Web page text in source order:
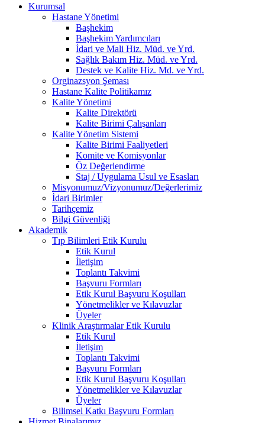
Kurumsal
Hastane Yönetimi
Başhekim
Başhekim Yardımcıları
İdari ve Mali Hiz. Müd. ve Yrd.
Sağlık Bakım Hiz. Müd. ve Yrd.
Destek ve Kalite Hiz. Md. ve Yrd.
Orginazsyon Şeması
Hastane Kalite Politikamız
Kalite Yönetimi
Kalite Direktörü
Kalite Birimi Çalışanları
Kalite Yönetim Sistemi
Kalite Birimi Faaliyetleri
Komite ve Komisyonlar
Öz Değerlendirme
Staj / Uygulama Usul ve Esasları
Misyonumuz/Vizyonumuz/Değerlerimiz
İdari Birimler
Tarihçemiz
Bilgi Güvenliği
Akademik
Tıp Bilimleri Etik Kurulu
Etik Kurul
İletişim
Toplantı Takvimi
Başvuru Formları
Etik Kurul Başvuru Koşulları
Yönetmelikler ve Kılavuzlar
Üyeler
Klinik Araştırmalar Etik Kurulu
Etik Kurul
İletişim
Toplantı Takvimi
Başvuru Formları
Etik Kurul Başvuru Koşulları
Yönetmelikler ve Kılavuzlar
Üyeler
Bilimsel Katkı Başvuru Formları